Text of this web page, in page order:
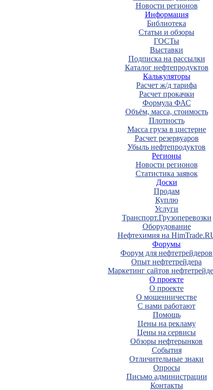
Новости регионов
Информация
Библиотека
Статьи и обзоры
ГОСТы
Выставки
Подписка на рассылки
Каталог нефтепродуктов
Калькуляторы
Расчет ж/д тарифа
Расчет прокачки
Формула ФАС
Объём, масса, стоимость
Плотность
Масса груза в цистерне
Расчет резервуаров
Убыль нефтепродуктов
Регионы
Новости регионов
Статистика заявок
Доски
Продам
Куплю
Услуги
Транспорт.Грузоперевозки
Оборудование
Нефтехимия на
Форумы
Форум для нефтетрейдеров
Опыт нефтетрейдера
Маркетинг сайтов
О проекте
О проекте
О мошенничестве
С нами работают
Помощь
Цены на рекламу
Цены на сервисы
Обзоры нефтерынков
События
Отличительные знаки
Опросы
Письмо администрации
Контакты